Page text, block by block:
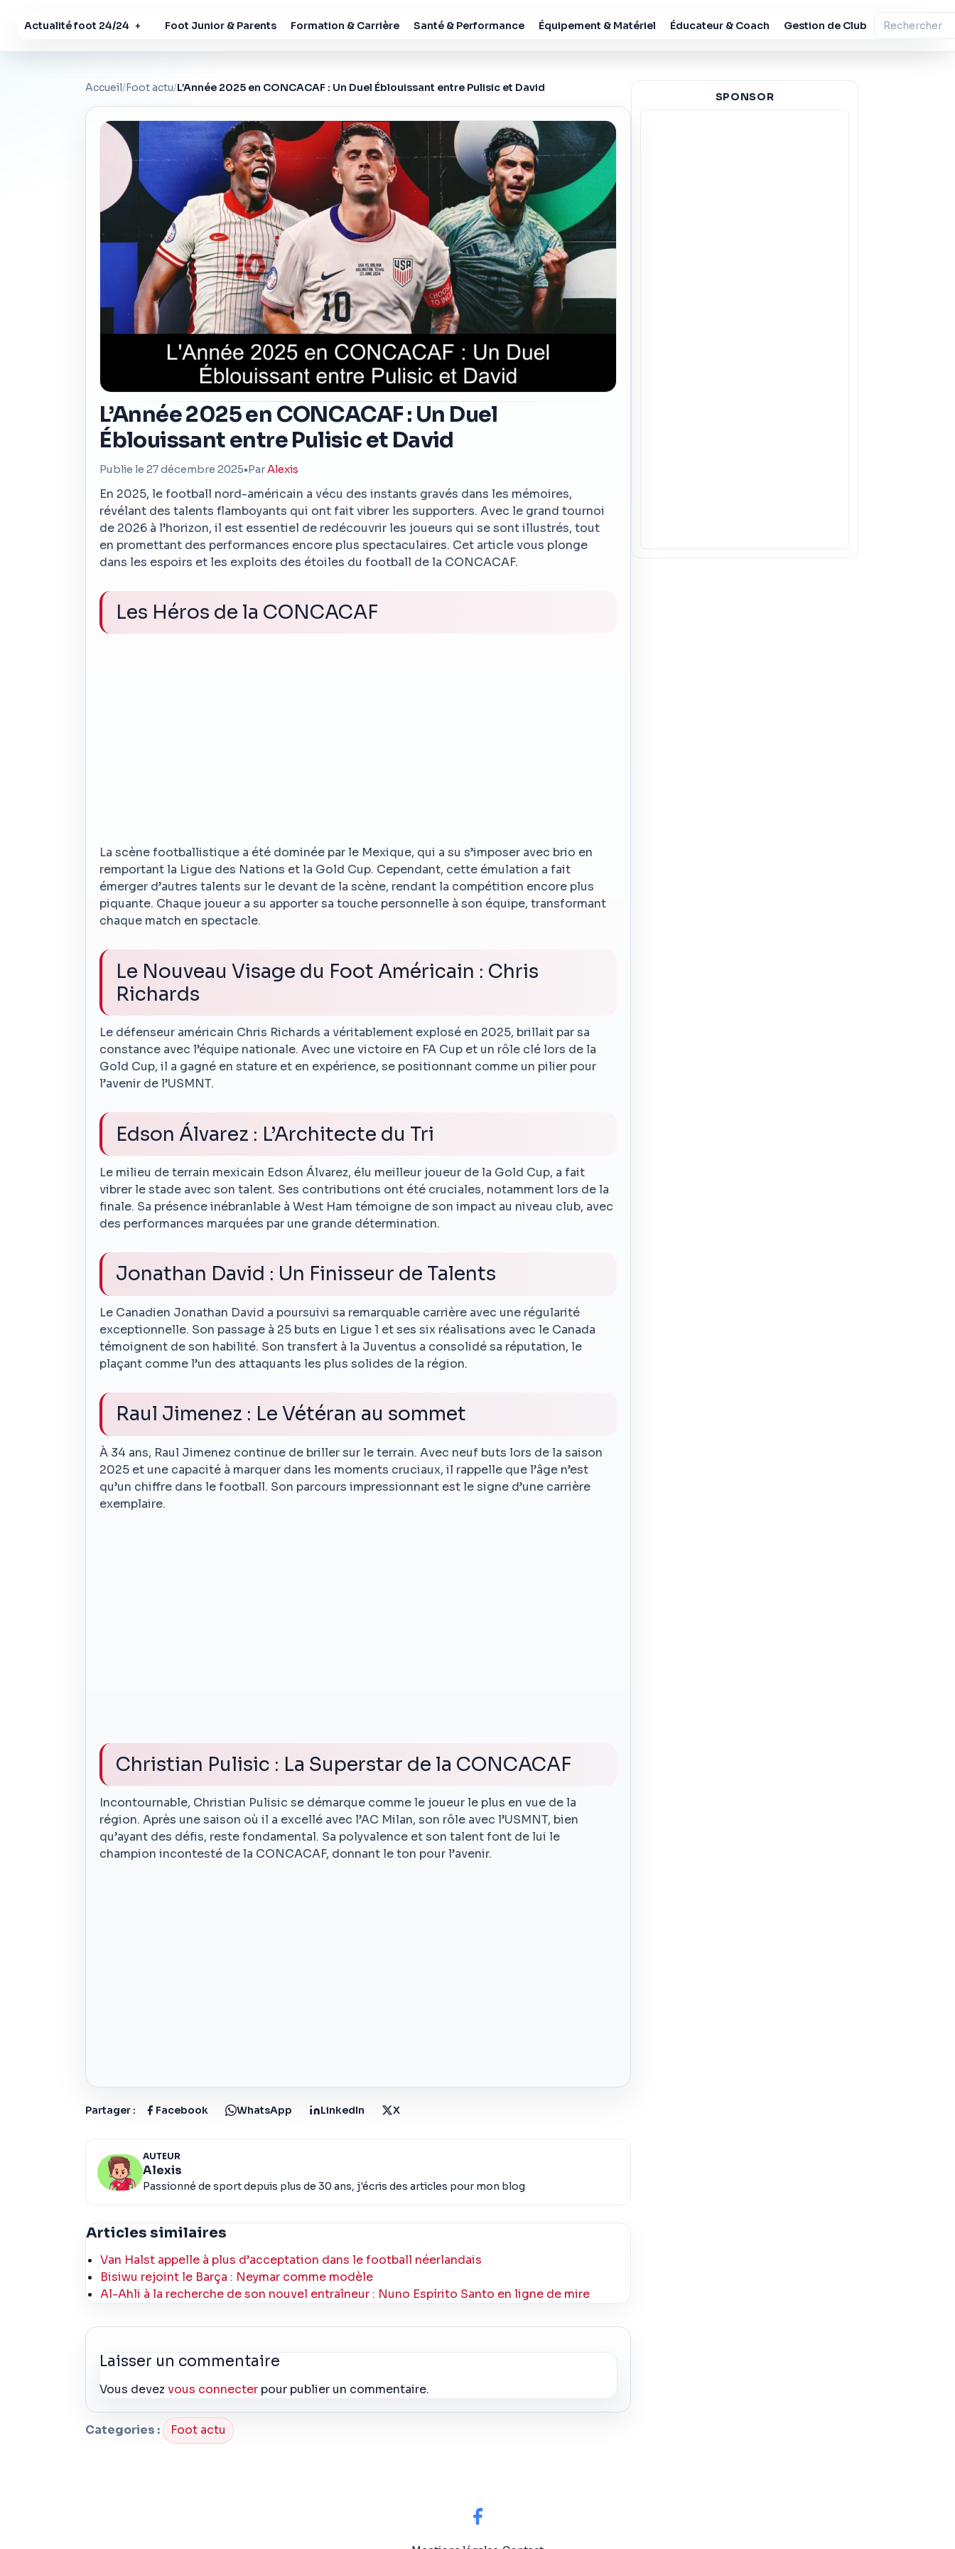
Actualité foot 24/24 + Foot Junior & Parents Formation & Carrière Santé & Performance Équipement & Matériel Éducateur & Coach Gestion de Club
Accueil/Foot actu/L’Année 2025 en CONCACAF : Un Duel Éblouissant entre Pulisic et David
L’Année 2025 en CONCACAF : Un Duel
Éblouissant entre Pulisic et David
Publie le 27 décembre 2025•ParAlexis
En 2025, le football nord-américain a vécu des instants gravés dans les mémoires,
révélant des talents flamboyants qui ont fait vibrer les supporters. Avec le grand tournoi
de 2026 à l’horizon, il est essentiel de redécouvrir les joueurs qui se sont illustrés, tout
en promettant des performances encore plus spectaculaires. Cet article vous plonge
dans les espoirs et les exploits des étoiles du football de la CONCACAF.
Les Héros de la CONCACAF
La scène footballistique a été dominée par le Mexique, qui a su s’imposer avec brio en
remportant la Ligue des Nations et la Gold Cup. Cependant, cette émulation a fait
émerger d’autres talents sur le devant de la scène, rendant la compétition encore plus
piquante. Chaque joueur a su apporter sa touche personnelle à son équipe, transformant
chaque match en spectacle.
Le Nouveau Visage du Foot Américain : Chris
Richards
Le défenseur américain Chris Richards a véritablement explosé en 2025, brillait par sa
constance avec l’équipe nationale. Avec une victoire en FA Cup et un rôle clé lors de la
Gold Cup, il a gagné en stature et en expérience, se positionnant comme un pilier pour
l’avenir de l’USMNT.
Edson Álvarez : L’Architecte du Tri
Le milieu de terrain mexicain Edson Álvarez, élu meilleur joueur de la Gold Cup, a fait
vibrer le stade avec son talent. Ses contributions ont été cruciales, notamment lors de la
finale. Sa présence inébranlable à West Ham témoigne de son impact au niveau club, avec
des performances marquées par une grande détermination.
Jonathan David : Un Finisseur de Talents
Le Canadien Jonathan David a poursuivi sa remarquable carrière avec une régularité
exceptionnelle. Son passage à 25 buts en Ligue 1 et ses six réalisations avec le Canada
témoignent de son habilité. Son transfert à la Juventus a consolidé sa réputation, le
plaçant comme l’un des attaquants les plus solides de la région.
Raul Jimenez : Le Vétéran au sommet
À 34 ans, Raul Jimenez continue de briller sur le terrain. Avec neuf buts lors de la saison
2025 et une capacité à marquer dans les moments cruciaux, il rappelle que l’âge n’est
qu’un chiffre dans le football. Son parcours impressionnant est le signe d’une carrière
exemplaire.
Christian Pulisic : La Superstar de la CONCACAF
Incontournable, Christian Pulisic se démarque comme le joueur le plus en vue de la
région. Après une saison où il a excellé avec l’AC Milan, son rôle avec l’USMNT, bien
qu’ayant des défis, reste fondamental. Sa polyvalence et son talent font de lui le
champion incontesté de la CONCACAF, donnant le ton pour l’avenir.
Partager : Facebook WhatsApp LinkedIn X
AUTEUR
Alexis
Passionné de sport depuis plus de 30 ans, j'écris des articles pour mon blog
Articles similaires
Van Halst appelle à plus d’acceptation dans le football néerlandais
Bisiwu rejoint le Barça : Neymar comme modèle
Al-Ahli à la recherche de son nouvel entraîneur : Nuno Espírito Santo en ligne de mire
Laisser un commentaire
Vous devezvous connecter pour publier un commentaire.
Categories : Foot actu
SPONSOR